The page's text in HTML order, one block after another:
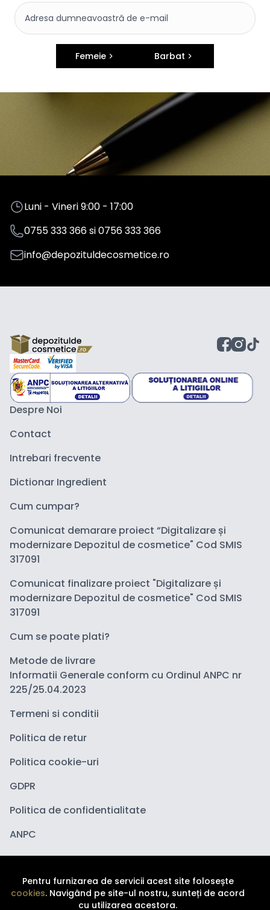
Femeie Barbat
Luni - Vineri 9:00 - 17:00
0755 333 366si0756 333 366
info@depozituldecosmetice.ro
Despre Noi
Contact
Intrebari frecvente
Dictionar Ingredient
Cum cumpar?
Comunicat demarare proiect “Digitalizare și
modernizare Depozitul de cosmetice" Cod SMIS
317091
Comunicat finalizare proiect "Digitalizare și
modernizare Depozitul de cosmetice" Cod SMIS
317091
Cum se poate plati?
Metode de livrare
Informatii Generale conform cu Ordinul ANPC nr
225/25.04.2023
Termeni si conditii
Politica de retur
Politica cookie-uri
GDPR
Politica de confidentialitate
ANPC
Pentru furnizarea de servicii acest site folosește
cookies. Navigând pe site-ul nostru, sunteți de acord
cu utilizarea acestora.